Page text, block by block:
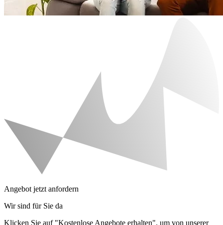
Angebot jetzt anfordern
Wir sind für Sie da
Klicken Sie auf "Kostenlose Angebote erhalten", um von unserer